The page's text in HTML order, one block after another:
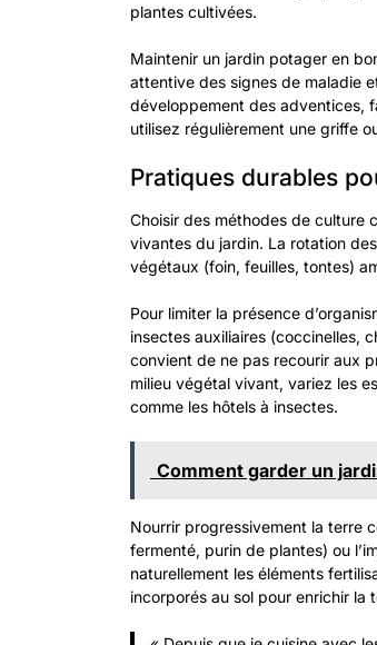
plantes cultivées.
Maintenir un jardin potager en
attentive des signes de maladie
développement des adventices,
utilisez régulièrement une griffe
Pratiques durables
Choisir des méthodes de culture
vivantes du jardin. La rotation
végétaux (foin, feuilles, tontes)
Pour limiter la présence
insectes auxiliaires (coccinelles,
convient de ne pas recourir aux
milieu végétal vivant, variez les
comme les hôtels à insectes.
Comment garder un
Nourrir progressivement la terre
fermenté, purin de plantes) ou
naturellement les éléments
incorporés au sol pour enrichir la